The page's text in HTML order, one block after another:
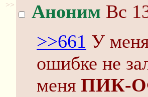
>> Аноним Вс
>>661 У
ошибке не
меня ПИК-